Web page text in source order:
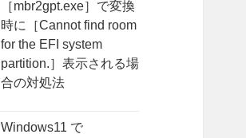
［mbr2gpt.exe］で変換
時に［Cannot find room
for the EFI system
partition.］表示される場
合の対処法
Windows11 で